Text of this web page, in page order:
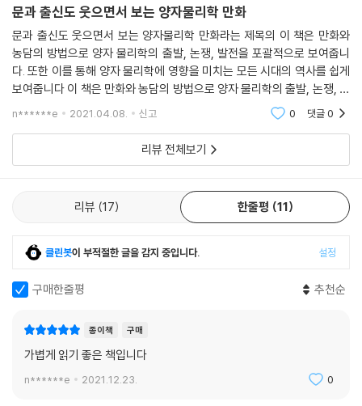
“보어, 살아 있는 동시에 죽어 있는 고양이를 본 적 있나?”
슈뢰딩거의 고양이 사고실험의 위대함은 눈에 보이지 않는 미시세계를 가
시화된 거시세계와
연계시켰다는 데 있다. 이렇게 해서 고양이는 거시세계와 미시세계를 모두
돌아다니는 영물이 되었다. 몇 년 후 스타븐 호킹도 ‘슈뢰딩거의 고양이’에
대해 듣게 되었을 때 너무 화가 난 나머지 슈뢰딩거의 고양이를 향해 총을
1960년대는 양자역학의 역사에서 큰 별들이 진 시대였다.
차례로 세상을 떠났다. 과학사상의 황금시대는 그렇게 점점 저물어갔다
2. 과학사상 가장 치열했던 논쟁, 양자역학 대결!
가장 편한 언어, 유머러스한 만화로 표현한 이 책은 우리에게 양자 역학과
그 설립 과정을 이해하기 좋게 보여 준다. 양자 역학에 대한 초기 이해를 얻
_jiangzhan6
양자역학이란 무엇인가?
문과 출신도 웃으면서 보는 양자물리학 만화
문과 출신도 웃으면서 보는 양자물리학 만화라는 제목의 이 책은 만화와
농담의 방법으로 양자 물리학의 출발, 논쟁, 발전을 포괄적으로 보여줍니
다. 또한 이를 통해 양자 물리학에 영향을 미치는 모든 시대의 역사를 쉽게
보여줍니다 이 책은 만화와 농담의 방법으로 양자 물리학의 출발, 논쟁, 발
전을 포괄적으로 보여줍니다. 또한 이를 통해 양자 물리학에 영향을 미치
n******e 2021.04.08. 신고 0 댓글0
리뷰 전체보기
리뷰 17 한줄평 11
클린봇이 부적절한 글을 감지 중입니다. 설정
구매한줄평 추천순
종이책 구매
가볍게 읽기 좋은 책입니다
n******e 2021.12.23. 0